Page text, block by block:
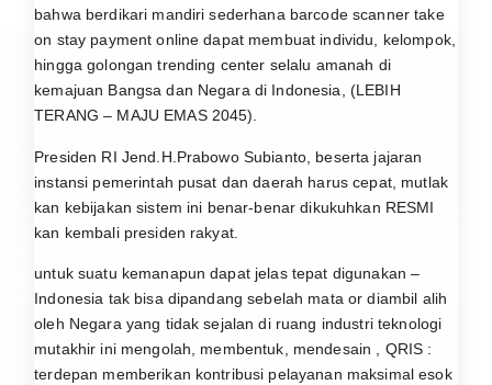
bahwa berdikari mandiri sederhana barcode scanner take
on stay payment online dapat membuat individu, kelompok,
hingga golongan trending center selalu amanah di
kemajuan Bangsa dan Negara di Indonesia, (LEBIH
TERANG – MAJU EMAS 2045).
Presiden RI Jend.H.Prabowo Subianto, beserta jajaran
instansi pemerintah pusat dan daerah harus cepat, mutlak
kan kebijakan sistem ini benar-benar dikukuhkan RESMI
kan kembali presiden rakyat.
untuk suatu kemanapun dapat jelas tepat digunakan –
Indonesia tak bisa dipandang sebelah mata or diambil alih
oleh Negara yang tidak sejalan di ruang industri teknologi
mutakhir ini mengolah, membentuk, mendesain , QRIS :
terdepan memberikan kontribusi pelayanan maksimal esok